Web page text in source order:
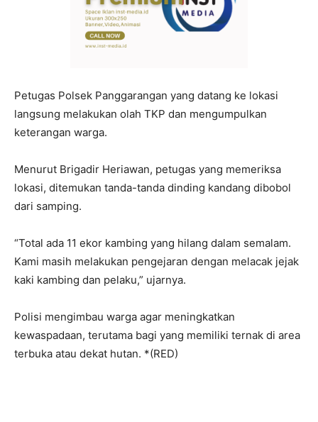
Petugas Polsek Panggarangan yang datang ke lokasi
langsung melakukan olah TKP dan mengumpulkan
keterangan warga.
Menurut Brigadir Heriawan, petugas yang memeriksa
lokasi, ditemukan tanda-tanda dinding kandang dibobol
dari samping.
“Total ada 11 ekor kambing yang hilang dalam semalam.
Kami masih melakukan pengejaran dengan melacak jejak
kaki kambing dan pelaku,” ujarnya.
Polisi mengimbau warga agar meningkatkan
kewaspadaan, terutama bagi yang memiliki ternak di area
terbuka atau dekat hutan. *(RED)